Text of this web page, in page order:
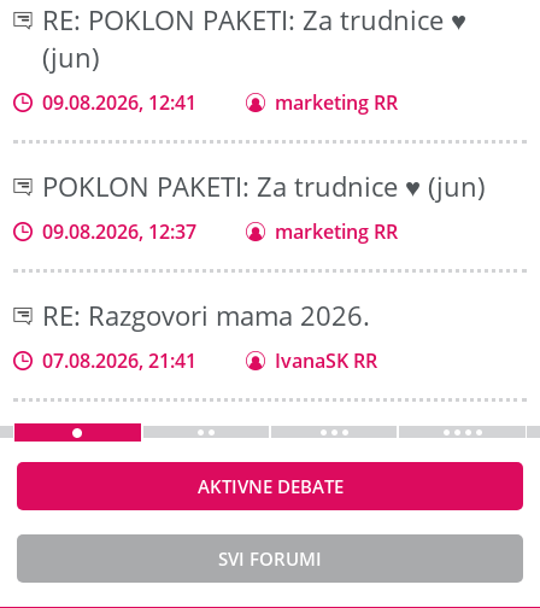
RE: POKLON PAKETI: Za trudnice ♥
(jun)
09.08.2026, 12:41 marketing RR
POKLON PAKETI: Za trudnice ♥ (jun)
09.08.2026, 12:37 marketing RR
RE: Razgovori mama 2026.
07.08.2026, 21:41 IvanaSK RR
AKTIVNE DEBATE
SVI FORUMI